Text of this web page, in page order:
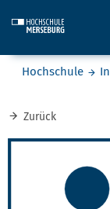
Sie befinden sich
Hochschule
Zurück